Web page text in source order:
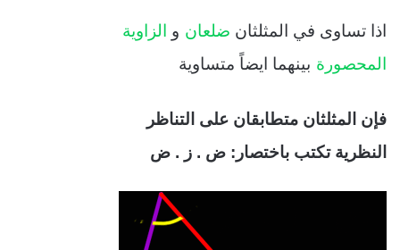
اذا تساوى في المثلثان ضلعان و
الزاوية
المحصورة بينهما ايضاً متساوية
فإن المثلثان متطابقان على التناظر
النظرية تكتب باختصار: ض . ز . ض